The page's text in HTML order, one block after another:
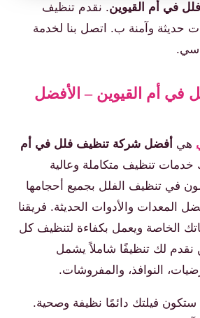
في أم القيوين. نقدم تنظيف
حديثة وآمنة ب. اتصل بنا لخدمة
في أم القيوين – الأفضل
هي أفضل شركة تنظيف فلل في أم
خدمات تنظيف متكاملة وعالية
في تنظيف الفلل بجميع أحجامها
المعدات والأدوات الحديثة. فريقنا
الخاصة ويعمل بكفاءة لتنظيف كل
نقدم لك تنظيفًا شاملاً يشمل
النوافذ، والمفروشات.
ستكون فيلتك دائمًا نظيفة وصحية.